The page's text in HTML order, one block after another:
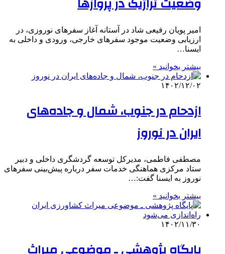
امیر پویان رفیعی شاد در آستانه آغاز سفرهای نوروزی، در
ارزیابی وضعیت موجود سفرهای خارجی، ورودی و داخلی به
ایسنا…
بیشتر بخوانید »
۱۴۰۲/۱۲/۰۲
ازدحام در جنوب، شمال و جاده‌های
ایران در نوروز
مصطفی فاطمی، مدیرکل توسعه گردشگری داخلی و دبیر
ستاد مرکزی هماهنگی خدمات سفر درباره پیش‌بینی سفرهای
نوروز به ایسنا گفت:…
بیشتر بخوانید »
۱۴۰۲/۱۱/۳۰